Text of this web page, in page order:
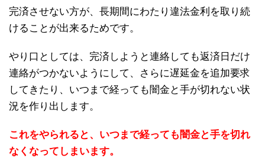
完済させない方が、長期間にわたり違法金利を取り続
けることが出来るためです。
やり口としては、完済しようと連絡しても返済日だけ
連絡がつかないようにして、さらに遅延金を追加要求
してきたり、いつまで経っても闇金と手が切れない状
況を作り出します。
これをやられると、いつまで経っても闇金と手を切れ
なくなってしまいます。